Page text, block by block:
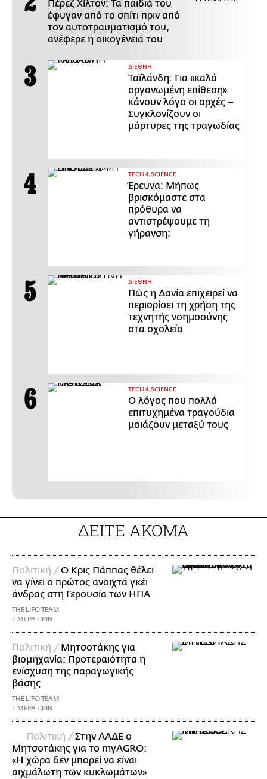
Πέρεζ Χίλτον: Τα παιδιά του
έφυγαν από το σπίτι πριν από
τον αυτοτραυματισμό του,
ανέφερε η οικογένειά του
ΔΙΕΘΝΗ
Ταϊλάνδη: Για «καλά
οργανωμένη επίθεση»
κάνουν λόγο οι αρχές –
Συγκλονίζουν οι
μάρτυρες της τραγωδίας
ΤECH & SCIENCE
Έρευνα: Μήπως
βρισκόμαστε στα
πρόθυρα να
αντιστρέψουμε τη
γήρανση;
ΔΙΕΘΝΗ
Πώς η Δανία επιχειρεί να
περιορίσει τη χρήση της
τεχνητής νοημοσύνης
στα σχολεία
ΤECH & SCIENCE
Ο λόγος που πολλά
επιτυχημένα τραγούδια
μοιάζουν μεταξύ τους
ΔΕΙΤΕ ΑΚΟΜΑ
Πολιτική / Ο Κρις Πάππας θέλει
να γίνει ο πρώτος ανοιχτά γκέι
άνδρας στη Γερουσία των ΗΠΑ
THE LIFO TEAM
1 ΜΕΡΑ ΠΡΙΝ
Πολιτική / Μητσοτάκης για
βιομηχανία: Προτεραιότητα η
ενίσχυση της παραγωγικής
βάσης
THE LIFO TEAM
1 ΜΕΡΑ ΠΡΙΝ
Πολιτική / Στην ΑΑΔΕ ο
Μητσοτάκης για το myAGRO:
«Η χώρα δεν μπορεί να είναι
αιχμάλωτη των κυκλωμάτων»